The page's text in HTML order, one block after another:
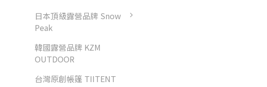
日本頂級露營品牌 Snow
Peak
韓國露營品牌 KZM
OUTDOOR
台灣原創帳篷 TIITENT